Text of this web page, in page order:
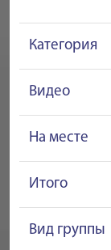
Категория
Видео
На месте
Итого
Вид группы